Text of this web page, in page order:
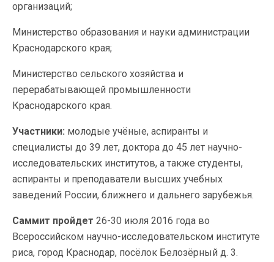
организаций;
Министерство образования и науки администрации
Краснодарского края;
Министерство сельского хозяйства и
перерабатывающей промышленности
Краснодарского края.
Участники: молодые учёные, аспиранты и
специалисты до 39 лет, доктора до 45 лет научно-
исследовательских институтов, а также студенты,
аспиранты и преподаватели высших учебных
заведений России, ближнего и дальнего зарубежья.
Саммит пройдет 26-30 июля 2016 года во
Всероссийском научно-исследовательском институте
риса, город Краснодар, посёлок Белозёрный д. 3.